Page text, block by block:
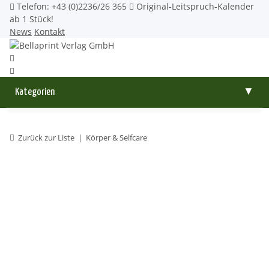
Telefon: +43 (0)2236/26 365
Original-Leitspruch-Kalender
ab 1 Stück!
News Kontakt
Kategorien ▼
Zurück zur Liste Körper & Selfcare